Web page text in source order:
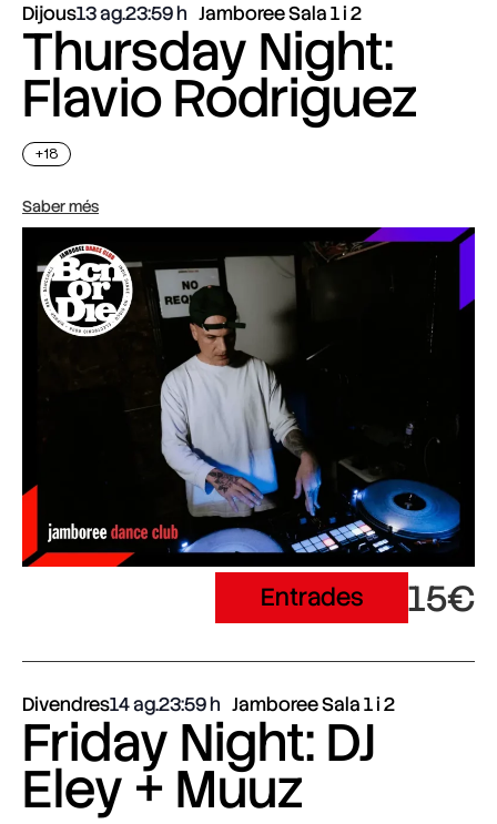
Dijous13 ag.23:59 Jamboree Sala 1 i 2
Thursday Night:
Flavio Rodriguez
+18
Saber més
Entrades 15€
Divendres14 ag.23:59 Jamboree Sala 1 i 2
Friday Night: DJ
Eley + Muuz